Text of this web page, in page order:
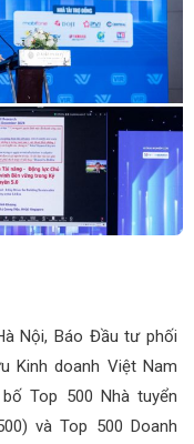
Nội, Báo Đầu tư phối
Kinh doanh Việt Nam
Top 500 Nhà tuyển
và Top 500 Doanh